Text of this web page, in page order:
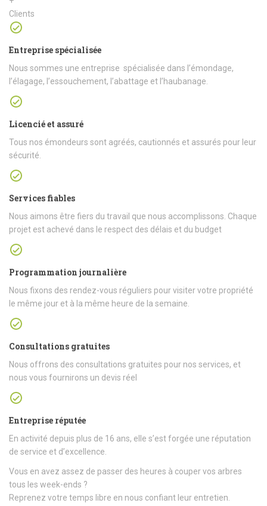
Clients
Entreprise spécialisée
Nous sommes une entreprise spécialisée dans l’émondage,
l’élagage, l’essouchement, l’abattage et l’haubanage.
Licencié et assuré
Tous nos émondeurs sont agréés, cautionnés et assurés pour leur
sécurité.
Services fiables
Nous aimons être fiers du travail que nous accomplissons. Chaque
projet est achevé dans le respect des délais et du budget
Programmation journalière
Nous fixons des rendez-vous réguliers pour visiter votre propriété
le même jour et à la même heure de la semaine.
Consultations gratuites
Nous offrons des consultations gratuites pour nos services, et
nous vous fournirons un devis réel
Entreprise réputée
En activité depuis plus de 16 ans, elle s’est forgée une réputation
de service et d’excellence.
Vous en avez assez de passer des heures à couper vos arbres
tous les week-ends ?
Reprenez votre temps libre en nous confiant leur entretien.